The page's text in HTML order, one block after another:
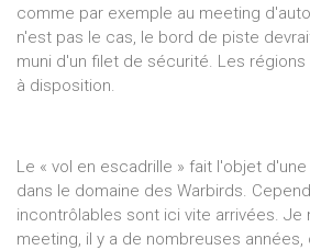
comme par exemple au meeting
n'est pas le cas, le bord de piste
muni d'un filet de sécurité. Les
à disposition.
Le « vol en escadrille » fait l'objet
dans le domaine des Warbirds.
incontrôlables sont ici vite arrivées. Je
meeting, il y a de nombreuses